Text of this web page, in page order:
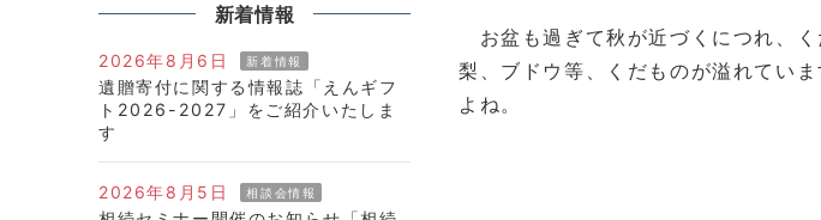
お盆も過ぎて秋が近づくにつれ、く
梨、ブドウ等、くだものが溢れてい
よね。
新着情報
2026年8月6日 新着情報
遺贈寄付に関する情報誌「えんギフ
ト2026-2027」をご紹介いたしま
す
2026年8月5日 相談会情報